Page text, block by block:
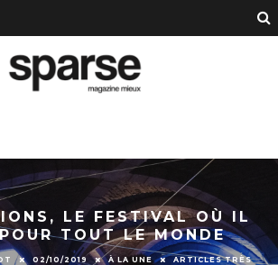
LE FESTIVAL OÙ IL
TOUT LE MONDE
02/10/2019 À LA UNE
ARTICLES TRÈS